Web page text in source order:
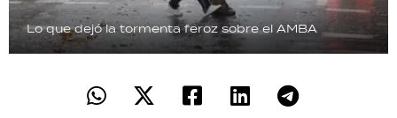
Lo que dejó la tormenta feroz sobre el AMBA